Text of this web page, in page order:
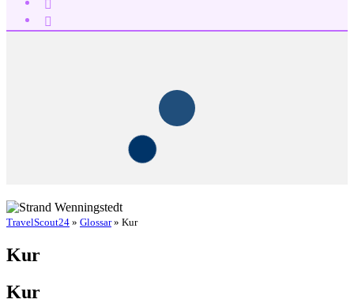
TravelScout24 » Glossar» Kur
Kur
Kur